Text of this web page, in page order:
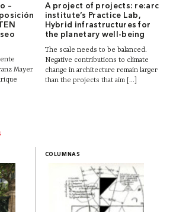
–
Mayer
A project of projects: re:arc
institute’s Practice Lab,
Hybrid infrastructures for
the planetary well-being
The scale needs to be balanced.
Negative contributions to climate
change in architecture remain larger
than the projects that aim [...]
COLUMNAS